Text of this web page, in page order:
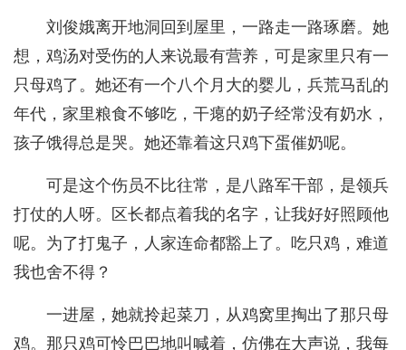
刘俊娥离开地洞回到屋里，一路走一路琢磨。她
想，鸡汤对受伤的人来说最有营养，可是家里只有一
只母鸡了。她还有一个八个月大的婴儿，兵荒马乱的
年代，家里粮食不够吃，干瘪的奶子经常没有奶水，
孩子饿得总是哭。她还靠着这只鸡下蛋催奶呢。
可是这个伤员不比往常，是八路军干部，是领兵
打仗的人呀。区长都点着我的名字，让我好好照顾他
呢。为了打鬼子，人家连命都豁上了。吃只鸡，难道
我也舍不得？
一进屋，她就拎起菜刀，从鸡窝里掏出了那只母
鸡。那只鸡可怜巴巴地叫喊着，仿佛在大声说，我每